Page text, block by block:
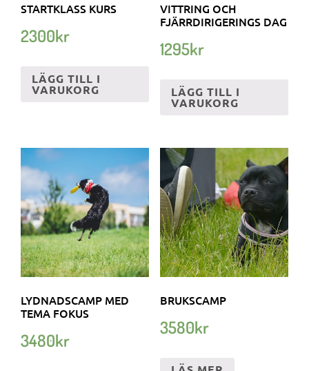
STARTKLASS KURS
2300kr
LÄGG TILL I
VARUKORG
VITTRING OCH
FJÄRRDIRIGERINGS DAG
1295kr
LÄGG TILL I
VARUKORG
LYDNADSCAMP MED
TEMA FOKUS
3480kr
BRUKSCAMP
3580kr